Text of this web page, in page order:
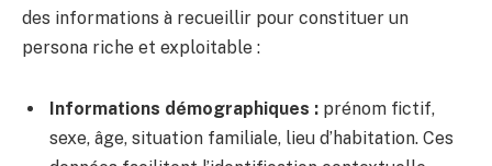
des informations à recueillir pour constituer un
persona riche et exploitable :
Informations démographiques : prénom fictif,
sexe, âge, situation familiale, lieu d’habitation. Ces